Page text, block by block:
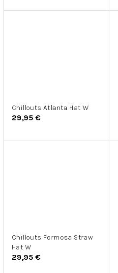
Chillouts Atlanta Hat W
29,95 €
Chillouts Formosa Straw
Hat W
29,95 €